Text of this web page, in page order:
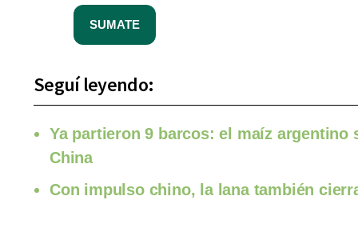
SUMATE
Seguí leyendo:
Ya partieron 9 barcos: el maíz
China
Con impulso chino, la lana también